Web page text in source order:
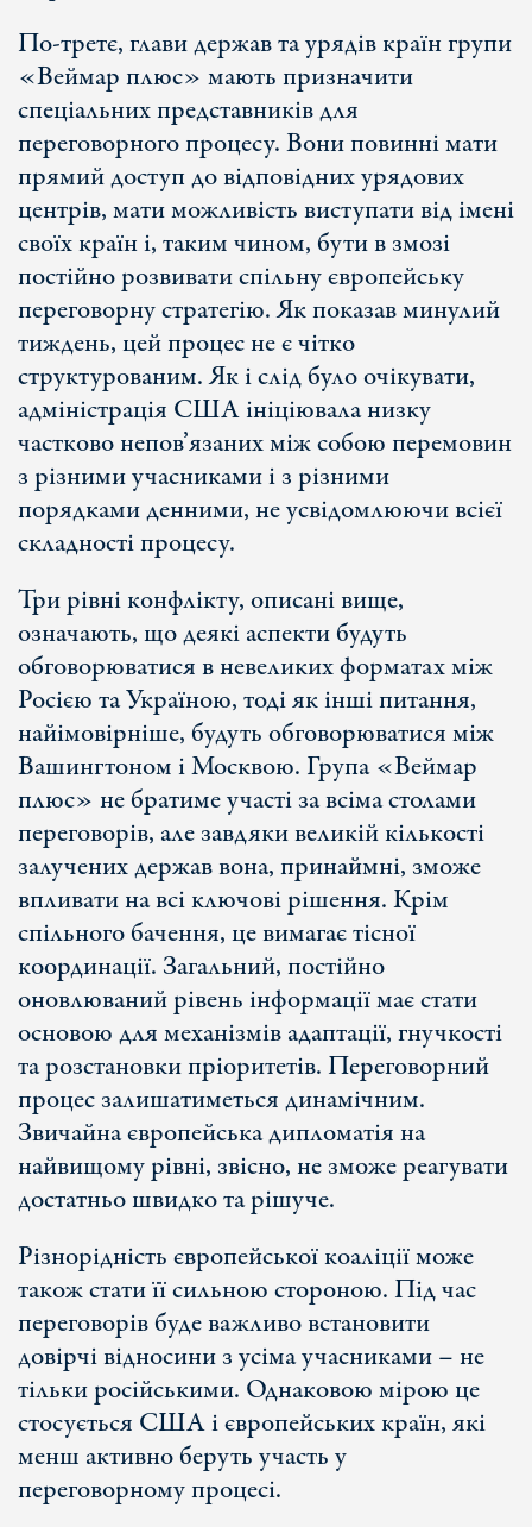
По-третє, глави держав та урядів країн групи
«Веймар плюс» мають призначити
спеціальних представників для
переговорного процесу. Вони повинні мати
прямий доступ до відповідних урядових
центрів, мати можливість виступати від імені
своїх країн і, таким чином, бути в змозі
постійно розвивати спільну європейську
переговорну стратегію. Як показав минулий
тиждень, цей процес не є чітко
структурованим. Як і слід було очікувати,
адміністрація США ініціювала низку
частково непов’язаних між собою перемовин
з різними учасниками і з різними
порядками денними, не усвідомлюючи всієї
складності процесу.
Три рівні конфлікту, описані вище,
означають, що деякі аспекти будуть
обговорюватися в невеликих форматах між
Росією та Україною, тоді як інші питання,
найімовірніше, будуть обговорюватися між
Вашингтоном і Москвою. Група «Веймар
плюс» не братиме участі за всіма столами
переговорів, але завдяки великій кількості
залучених держав вона, принаймні, зможе
впливати на всі ключові рішення. Крім
спільного бачення, це вимагає тісної
координації. Загальний, постійно
оновлюваний рівень інформації має стати
основою для механізмів адаптації, гнучкості
та розстановки пріоритетів. Переговорний
процес залишатиметься динамічним.
Звичайна європейська дипломатія на
найвищому рівні, звісно, не зможе реагувати
достатньо швидко та рішуче.
Різнорідність європейської коаліції може
також стати її сильною стороною. Під час
переговорів буде важливо встановити
довірчі відносини з усіма учасниками – не
тільки російськими. Однаковою мірою це
стосується США і європейських країн, які
менш активно беруть участь у
переговорному процесі.